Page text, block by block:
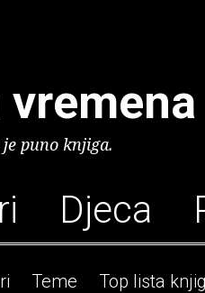
je puno knjiga.
Djeca
Teme Top lista